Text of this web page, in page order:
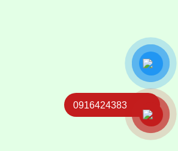
0916424383